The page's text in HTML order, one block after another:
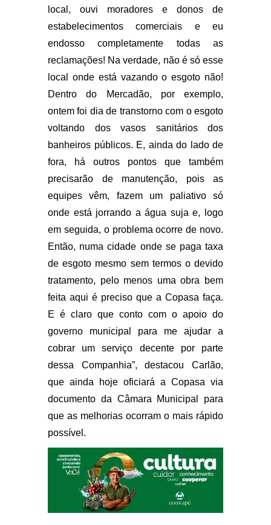
local, ouvi moradores e donos de
estabelecimentos comerciais e eu
endosso completamente todas as
reclamações! Na verdade, não é só esse
local onde está vazando o esgoto não!
Dentro do Mercadão, por exemplo,
ontem foi dia de transtorno com o esgoto
voltando dos vasos sanitários dos
banheiros públicos. E, ainda do lado de
fora, há outros pontos que também
precisarão de manutenção, pois as
equipes vêm, fazem um paliativo só
onde está jorrando a água suja e, logo
em seguida, o problema ocorre de novo.
Então, numa cidade onde se paga taxa
de esgoto mesmo sem termos o devido
tratamento, pelo menos uma obra bem
feita aqui é preciso que a Copasa faça.
E é claro que conto com o apoio do
governo municipal para me ajudar a
cobrar um serviço decente por parte
dessa Companhia”, destacou Carlão,
que ainda hoje oficiará a Copasa via
documento da Câmara Municipal para
que as melhorias ocorram o mais rápido
possível.